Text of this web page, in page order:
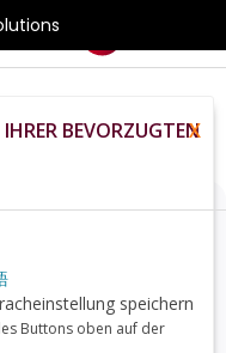
Gpus
nach?
für Gamer,
gängigen GPUs
BEVORZUGTEN
X
speichern
Buttons oben auf der